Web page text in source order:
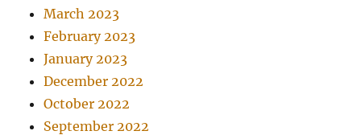
March 2023
February 2023
January 2023
December 2022
October 2022
September 2022